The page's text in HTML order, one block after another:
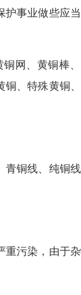
护事业做些应
网、黄铜棒
铜、特殊黄铜
青铜线、纯铜
重污染，由于